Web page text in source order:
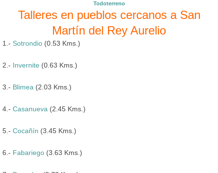
Todoterreno
Talleres en pueblos cercanos a San
Martín del Rey Aurelio
1.- Sotrondio (0.53 Kms.)
2.- Invernite (0.63 Kms.)
3.- Blimea (2.03 Kms.)
4.- Casanueva (2.45 Kms.)
5.- Cocañín (3.45 Kms.)
6.- Fabariego (3.63 Kms.)